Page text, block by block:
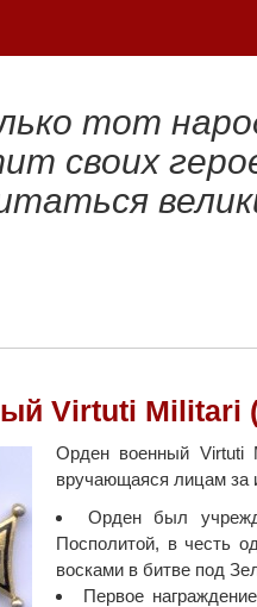
тот
своих
Virtuti Militari
Орден военный Virtuti
вручающаяся лицам за
Орден был
Посполитой, в честь
восками в битве под
Первое